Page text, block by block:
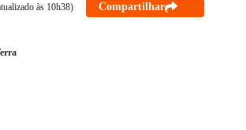
às 10h38) Compartilhar